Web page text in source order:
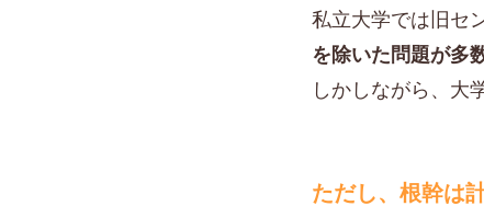
私立大学では旧セ
を除いた問題が多
しかしながら、大
ただし、根幹は